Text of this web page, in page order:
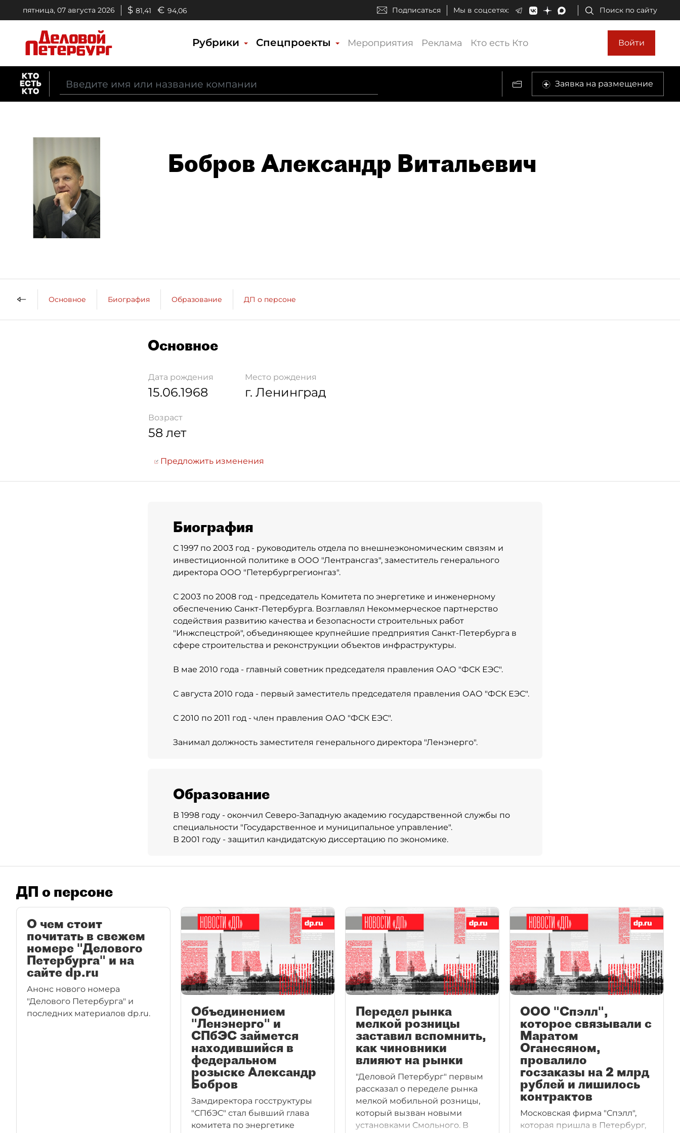
пятница, 07 августа 2026 $ 81,41 € 94,06 Подписаться Мы в соцсетях: Поиск по сайту
Рубрики Спецпроекты Мероприятия Реклама Кто есть Кто Войти
Заявка на размещение
Бобров Александр Витальевич
Основное Биография Образование ДП о персоне
Основное
Дата рождения
15.06.1968
Место рождения
г. Ленинград
Возраст
58 лет
Предложить изменения
Биография
С 1997 по 2003 год - руководитель отдела по внешнеэкономическим связям и
инвестиционной политике в ООО "Лентрансгаз", заместитель генерального
директора ООО "Петербургрегионгаз".
С 2003 по 2008 год - председатель Комитета по энергетике и инженерному
обеспечению Санкт-Петербурга. Возглавлял Некоммерческое партнерство
содействия развитию качества и безопасности строительных работ
"Инжспецстрой", объединяющее крупнейшие предприятия Санкт-Петербурга в
сфере строительства и реконструкции объектов инфраструктуры.
В мае 2010 года - главный советник председателя правления ОАО "ФСК ЕЭС".
С августа 2010 года - первый заместитель председателя правления ОАО "ФСК ЕЭС".
С 2010 по 2011 год - член правления ОАО "ФСК ЕЭС".
Занимал должность заместителя генерального директора "Ленэнерго".
Образование
В 1998 году - окончил Северо-Западную академию государственной службы по
специальности "Государственное и муниципальное управление".
В 2001 году - защитил кандидатскую диссертацию по экономике.
ДП о персоне
О чем стоит
почитать в свежем
номере "Делового
Петербурга" и на
сайте dp.ru
Анонс нового номера
"Делового Петербурга" и
последних материалов dp.ru.
Объединением
"Ленэнерго" и
СПбЭС займется
находившийся в
федеральном
розыске Александр
Бобров
Замдиректора госструктуры
"СПбЭС" стал бывший глава
комитета по энергетике
Передел рынка
мелкой розницы
заставил вспомнить,
как чиновники
влияют на рынки
"Деловой Петербург" первым
рассказал о переделе рынка
мелкой мобильной розницы,
который вызван новыми
установками Смольного. В
ООО "Спэлл",
которое связывали с
Маратом
Оганесяном,
провалило
госзаказы на 2 млрд
рублей и лишилось
контрактов
Московская фирма "Спэлл",
которая пришла в Петербург,